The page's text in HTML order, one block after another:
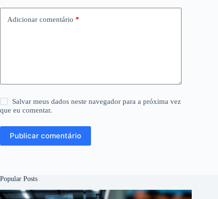
Adicionar comentário *
Salvar meus dados neste navegador para a próxima vez
que eu comentar.
Publicar comentário
Popular Posts